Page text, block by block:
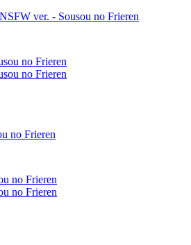
ver. - Sousou no Frieren
no Frieren